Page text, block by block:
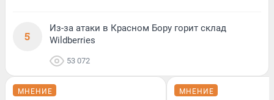
5
Из-за атаки в Красном Бору горит склад
Wildberries
53 072
МНЕНИЕ МНЕНИЕ